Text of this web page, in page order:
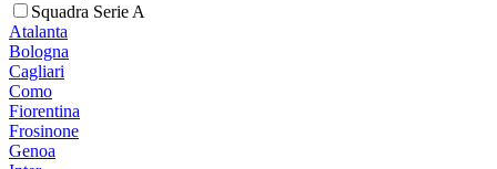
Squadra Serie A
Atalanta
Bologna
Cagliari
Como
Fiorentina
Frosinone
Genoa